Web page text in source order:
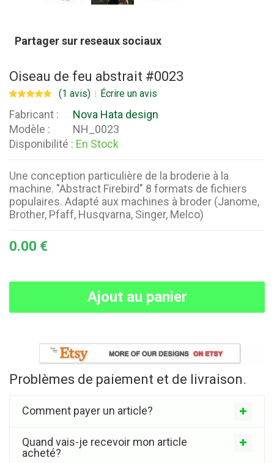
Partager sur reseaux sociaux
Oiseau de feu abstrait #0023
(1 avis) Écrire un avis
Fabricant :
Nova Hata design
Modèle :
NH_0023
Disponibilité : En Stock
Une conception particulière de la broderie à la
machine. "Abstract Firebird" 8 formats de fichiers
populaires. Adapté aux machines à broder (Janome,
Brother, Pfaff, Husqvarna, Singer, Melco)
0.00 €
Ajout au panier
Problèmes de paiement et de livraison.
Comment payer un article?
Quand vais-je recevoir mon article
acheté?